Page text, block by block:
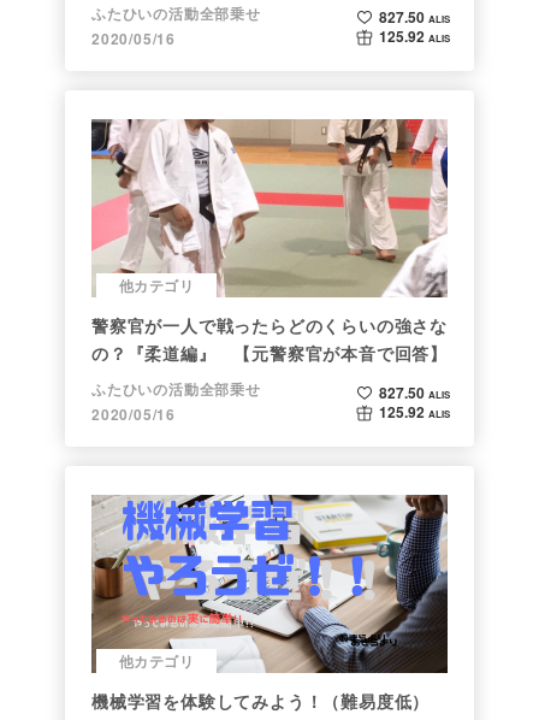
ふたひいの活動全部乗せ
2020/05/16
827.50 ALIS
125.92 ALIS
他カテゴリ
警察官が一人で戦ったらどのくらいの強さな
の？『柔道編』 【元警察官が本音で回答】
ふたひいの活動全部乗せ
2020/05/16
827.50 ALIS
125.92 ALIS
他カテゴリ
機械学習を体験してみよう！（難易度低）